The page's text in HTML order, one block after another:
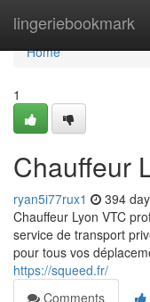
lingeriebookmark
Home
Home
1
Chauffeur
ryan5i77rux1 394
Chauffeur Lyon VTC
service de transport
pour tous vos
https://squeed.fr/
Comments